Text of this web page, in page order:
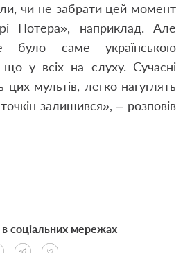
чи не забрати цей момент
Потера», наприклад. Але
було саме українською
у всіх на слуху. Сучасні
мультів, легко нагуглять
залишився», – розповів
соціальних мережах